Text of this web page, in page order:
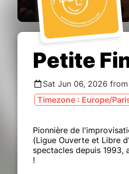
Petite
Sat Jun 06, 2026
Timezone : Europe/
Pionnière de
(Ligue Ouverte et Libre
spectacles depuis 1993,
!